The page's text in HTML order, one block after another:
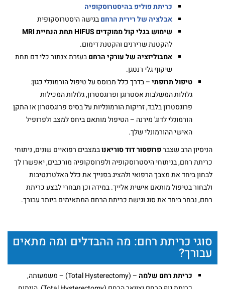
כריתת פוליפ בהיסטרוסקופיה
אבלציה של רירית הרחםבגישה היסטרוסקופית
שימוש בגלי קול ממוקדים HIFUS תחת הנחיית MRI
להקטנת שרירנים והקטנת דימום.
אמבוליזציה של עורקי הרחםבעזרת צנתור כלי דם תחת
שיקוף גלי רנטגן.
טיפול תרופתי– בדרך כלל מבוסס על טיפול הורמונלי כגון:
גלולות המשלבות אסטרוגן ופרוגסטרון, גלולות המכילות
פרוגסטרון בלבד, זריקות הורמונליות על בסיס פרוגסטרון או התקן
הורמונלי לדוג' מירנה – הטיפול מותאם ביחס למצב ולפרופיל
האישי ההורמונלי שלך.
הניסיון הרב שצברפרופסור דוד סוריאנובמצבים רפואיים שונים, ניתוחי
כריתת רחם, בניתוחי היסטרוסקופיה ולפרוסקופיה מורכבים, יאפשרו לך
לבחון ביחד את מצבך הרפואי ולהציג בפנייך את כלל האלטרנטיבות
ולבחור בטיפול מותאם אישית אלייך. במידה וכן תבחרי לבצע כריתת
רחם, נבחר ביחד את סוג וגישת כריתת הרחם המתאימים ביותר עבורך.
סוגי כריתת רחם: מה ההבדלים ומה מתאים
עבורך?
כריתת רחם שלמה
– (Total Hysterectomy) – משמעותה,